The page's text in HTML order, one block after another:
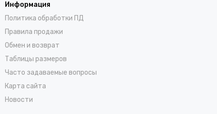
Информация
Политика обработки ПД
Правила продажи
Обмен и возврат
Таблицы размеров
Часто задаваемые вопросы
Карта сайта
Новости